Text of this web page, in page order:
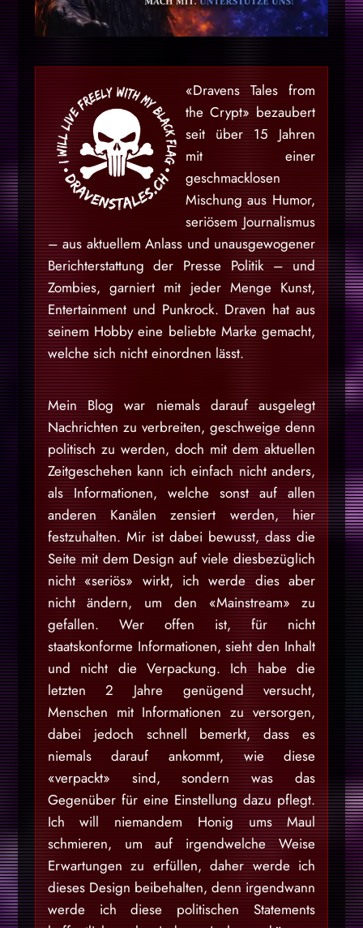
«Dravens Tales from
the Crypt» bezaubert
seit über 15 Jahren
mit einer
geschmacklosen
Mischung aus Humor,
seriösem Journalismus
– aus aktuellem Anlass und unausgewogener
Berichterstattung der Presse Politik – und
Zombies, garniert mit jeder Menge Kunst,
Entertainment und Punkrock. Draven hat aus
seinem Hobby eine beliebte Marke gemacht,
welche sich nicht einordnen lässt.
Mein Blog war niemals darauf ausgelegt
Nachrichten zu verbreiten, geschweige denn
politisch zu werden, doch mit dem aktuellen
Zeitgeschehen kann ich einfach nicht anders,
als Informationen, welche sonst auf allen
anderen Kanälen zensiert werden, hier
festzuhalten. Mir ist dabei bewusst, dass die
Seite mit dem Design auf viele diesbezüglich
nicht «seriös» wirkt, ich werde dies aber
nicht ändern, um den «Mainstream» zu
gefallen. Wer offen ist, für nicht
staatskonforme Informationen, sieht den Inhalt
und nicht die Verpackung. Ich habe die
letzten 2 Jahre genügend versucht,
Menschen mit Informationen zu versorgen,
dabei jedoch schnell bemerkt, dass es
niemals darauf ankommt, wie diese
«verpackt» sind, sondern was das
Gegenüber für eine Einstellung dazu pflegt.
Ich will niemandem Honig ums Maul
schmieren, um auf irgendwelche Weise
Erwartungen zu erfüllen, daher werde ich
dieses Design beibehalten, denn irgendwann
werde ich diese politischen Statements